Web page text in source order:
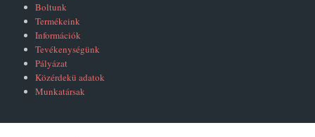
Boltunk
Termékeink
Információk
Tevékenységünk
Pályázat
Közérdekü adatok
Munkatársak